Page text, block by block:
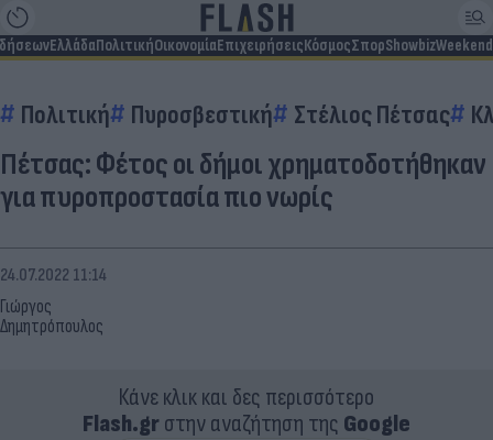
ΕλλάδαΠολιτικήΟικονομίαΕπιχειρήσειςΚόσμοςΣπορShowbizWeekend
Πολιτική Πυροσβεστική Στέλιος Πέτσας
Πέτσας: Φέτος οι δήμοι χρηματοδοτήθηκαν
για πυροπροστασία πιο νωρίς
Γιώργος
Δημητρόπουλος
24.07.2022 11:14
Κάνε κλικ και δες περισσότερο
Flash.grστην αναζήτηση της Google